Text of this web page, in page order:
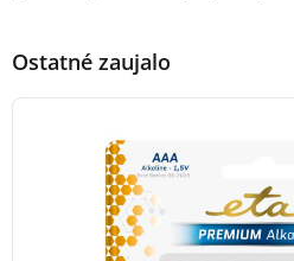
Ostatné zaujalo